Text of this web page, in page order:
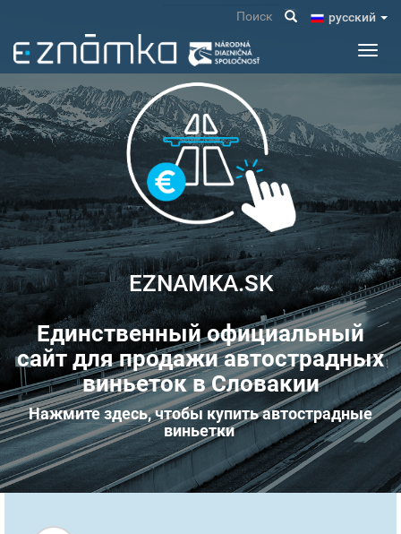
основному
содержанию
pусский
Поиск
EZNAMKA.SK
Единственный официальный
сайт для продажи автострадных
виньеток в Словакии
Нажмите здесь, чтобы купить автострадные
виньетки